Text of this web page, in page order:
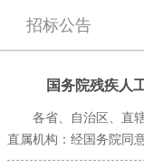
招标公告
国务院残疾人
各省、自治区、直
直属机构：经国务院同